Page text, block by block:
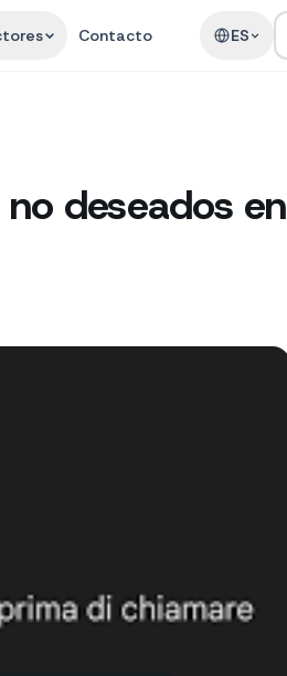
Contacto ES
deseados en